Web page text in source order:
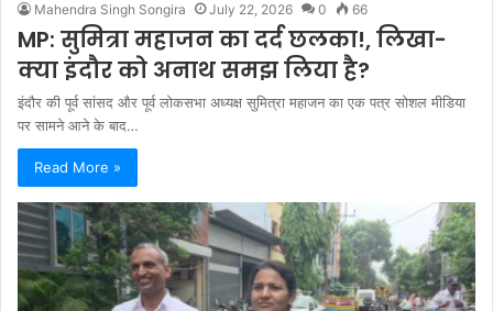
Mahendra Singh Songira July 22, 2026 0 66
MP: सुमित्रा महाजन का दर्द छलका!, लिखा-
क्या इंदौर को अनाथ समझ लिया है?
इंदौर की पूर्व सांसद और पूर्व लोकसभा अध्यक्ष सुमित्रा महाजन का एक पत्र सोशल मीडिया
पर सामने आने के बाद…
Read More »